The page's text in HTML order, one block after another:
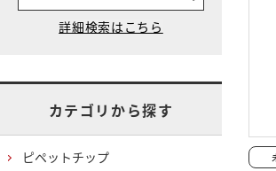
カテゴリから探す
ピペットチップ